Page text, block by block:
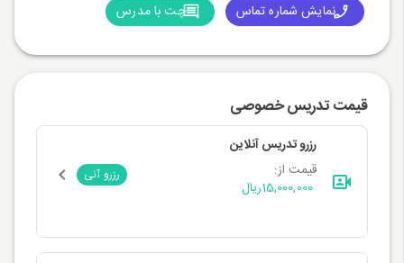
نمایش شماره تماس چت با مدرس
قیمت تدریس خصوصی
رزرو تدریس آنلاین
قیمت از:
15,000,000ریال
رزرو آنی